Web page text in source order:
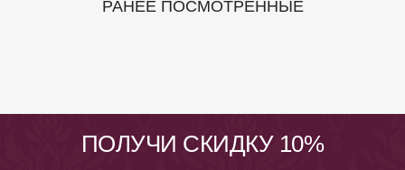
РАНЕЕ ПОСМОТРЕННЫЕ
ПОЛУЧИ СКИДКУ 10%